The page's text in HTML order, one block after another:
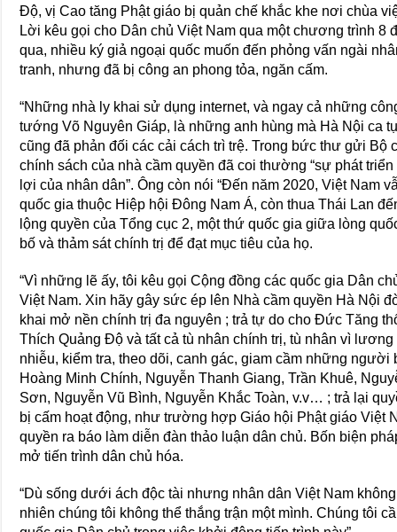
Ðộ, vị Cao tăng Phật giáo bị quản chế khắc khe nơi chùa
Lời kêu gọi cho Dân chủ Việt Nam qua một chương trình 8
qua, nhiều ký giả ngoại quốc muốn đến phỏng vấn ngài
tranh, nhưng đã bị công an phong tỏa, ngăn cấm.
“Những nhà ly khai sử dụng internet, và ngay cả những
tướng Võ Nguyên Giáp, là những anh hùng mà Hà Nội ca
cũng đã phản đối các cải cách trì trệ. Trong bức thư gửi Bộ
chính sách của nhà cầm quyền đã coi thường “sự phát
lợi của nhân dân”. Ông còn nói “Ðến năm 2020, Việt Nam
quốc gia thuộc Hiệp hội Ðông Nam Á, còn thua Thái Lan
lộng quyền của Tổng cục 2, một thứ quốc gia giữa lòng
bố và thảm sát chính trị để đạt mục tiêu của họ.
“Vì những lẽ ấy, tôi kêu gọi Cộng đồng các quốc gia Dân
Việt Nam. Xin hãy gây sức ép lên Nhà cầm quyền Hà Nội
khai mở nền chính trị đa nguyên ; trả tự do cho Ðức Tăng
Thích Quảng Ðộ và tất cả tù nhân chính trị, tù nhân vì
nhiễu, kiểm tra, theo dõi, canh gác, giam cầm những
Hoàng Minh Chính, Nguyễn Thanh Giang, Trần Khuê,
Sơn, Nguyễn Vũ Bình, Nguyễn Khắc Toàn, v.v… ; trả lại
bị cấm hoạt động, như trường hợp Giáo hội Phật giáo Việt
quyền ra báo làm diễn đàn thảo luận dân chủ. Bốn biện
mở tiến trình dân chủ hóa.
“Dù sống dưới ách độc tài nhưng nhân dân Việt Nam
nhiên chúng tôi không thể thắng trận một mình. Chúng tôi